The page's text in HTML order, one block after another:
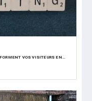
VOS VISITEURS EN…